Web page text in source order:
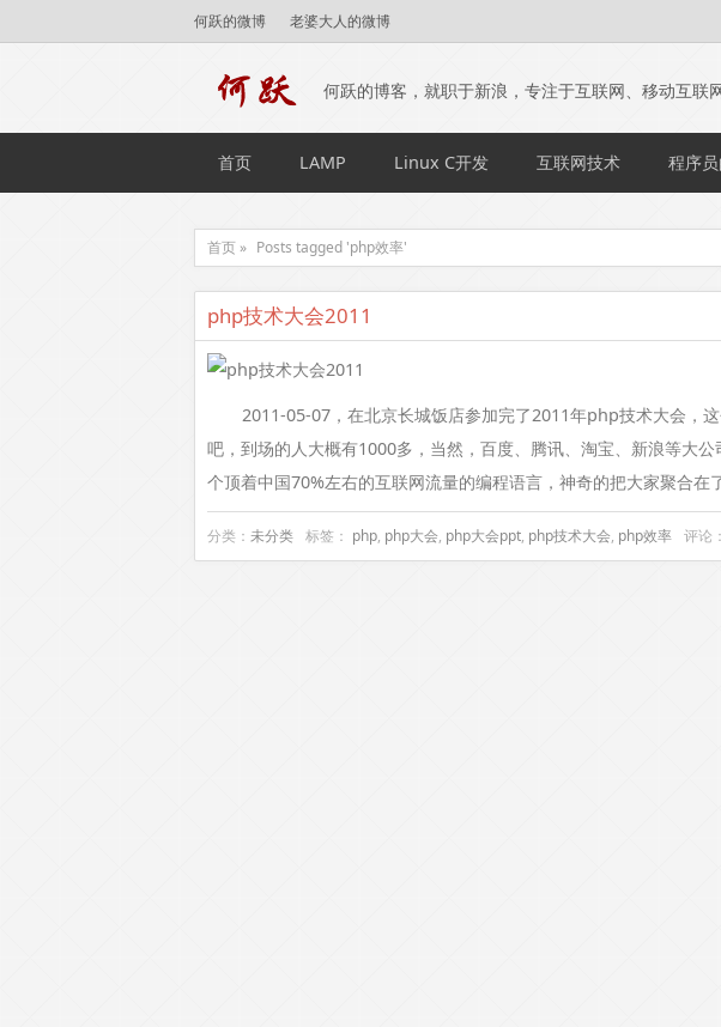
何跃的微博 老婆大人的微博
何跃的博客，就职于新浪，专注于互联网、移动互联
首页 LAMP Linux C开发 互联网技术 程序
首页 » Posts tagged 'php效率'
php技术大会2011
2011-05-07，在北京长城饭店参加完了2011年php技术大会，
吧，到场的人大概有1000多，当然，百度、腾讯、淘宝、新浪等大
个顶着中国70%左右的互联网流量的编程语言，神奇的把大家聚合在
分类： 未分类 标签： php, php大会, php大会ppt, php技术大会, php效率 评论：